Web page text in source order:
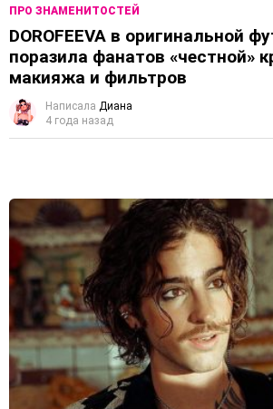
ПРО ЗНАМЕНИТОСТЕЙ
DOROFEEVA в оригинальной
поразила фанатов «честной»
макияжа и фильтров
Написала Диана
4 года назад